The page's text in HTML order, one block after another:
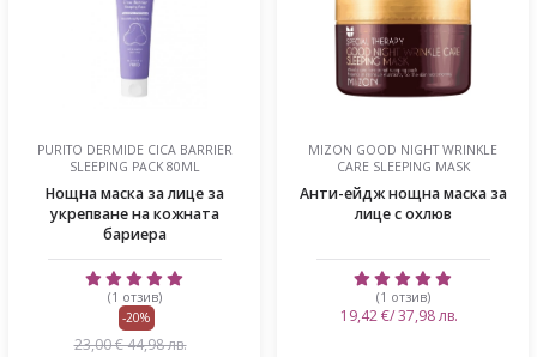
PURITO DERMIDE CICA BARRIER
SLEEPING PACK 80ML
Нощна маска за лице за
укрепване на кожната
бариера
(1 отзив)
-20%
23,00 € 44,98 лв.
MIZON GOOD NIGHT WRINKLE
CARE SLEEPING MASK
Анти-ейдж нощна маска за
лице с охлюв
(1 отзив)
19,42 €/ 37,98 лв.